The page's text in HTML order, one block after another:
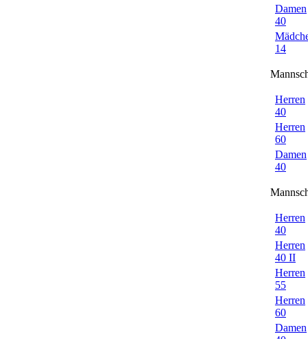
Damen
40
14
Herren
40
Herren
60
Damen
40
Herren
40
Herren
40 II
Herren
55
Herren
60
Damen